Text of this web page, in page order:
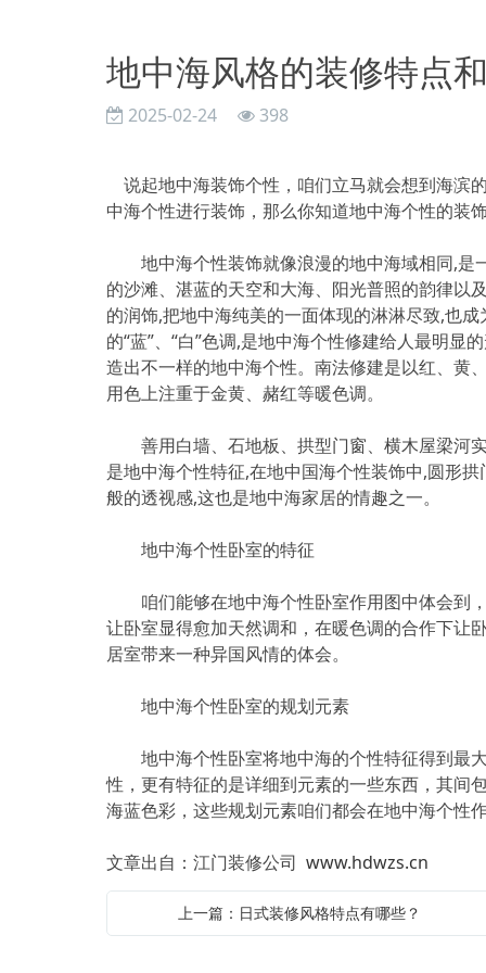
地中海风格的装修特点
2025-02-24 398
说起地中海装饰个性，咱们立马就会想到海滨
中海个性进行装饰，那么你知道地中海个性的装
地中海个性装饰就像浪漫的地中海域相同,是
的沙滩、湛蓝的天空和大海、阳光普照的韵律以
的润饰,把地中海纯美的一面体现的淋淋尽致,也
的“蓝”、“白”色调,是地中海个性修建给人最明
造出不一样的地中海个性。南法修建是以红、黄
用色上注重于金黄、赭红等暖色调。
善用白墙、石地板、拱型门窗、横木屋梁河
是地中海个性特征,在地中国海个性装饰中,圆形
般的透视感,这也是地中海家居的情趣之一。
地中海个性卧室的特征
咱们能够在地中海个性卧室作用图中体会到
让卧室显得愈加天然调和，在暖色调的合作下让
居室带来一种异国风情的体会。
地中海个性卧室的规划元素
地中海个性卧室将地中海的个性特征得到最
性，更有特征的是详细到元素的一些东西，其间
海蓝色彩，这些规划元素咱们都会在地中海个性
文章出自：江门装修公司 www.hdwzs.cn
上一篇：日式装修风格特点有哪些？